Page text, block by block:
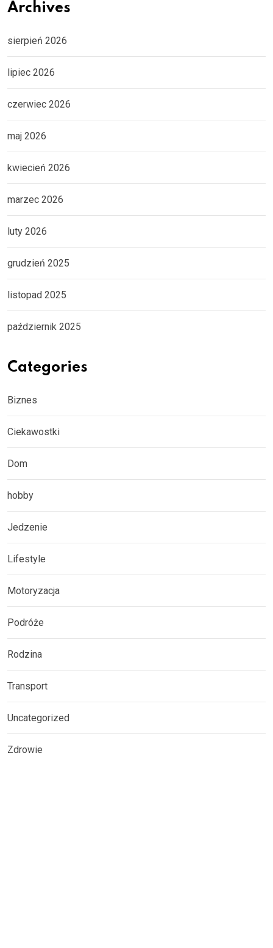
Archives
sierpień 2026
lipiec 2026
czerwiec 2026
maj 2026
kwiecień 2026
marzec 2026
luty 2026
grudzień 2025
listopad 2025
październik 2025
Categories
Biznes
Ciekawostki
Dom
hobby
Jedzenie
Lifestyle
Motoryzacja
Podróże
Rodzina
Transport
Uncategorized
Zdrowie